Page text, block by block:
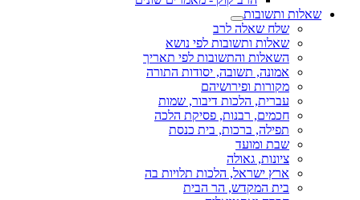
שאלות ותשובות
שלח שאלה לרב
שאלות ותשובות לפי נושא
השאלות והתשובות לפי תאריך
אמונה, תשובה, יסודות התורה
מקורות ופירושיהם
עברית, הלכות דיבור, שמות
חכמים, רבנות, פסיקת הלכה
תפילה, ברכות, בית כנסת
שבת ומועד
ציונות, גאולה
ארץ ישראל, הלכות תלויות בה
בית המקדש, הר הבית